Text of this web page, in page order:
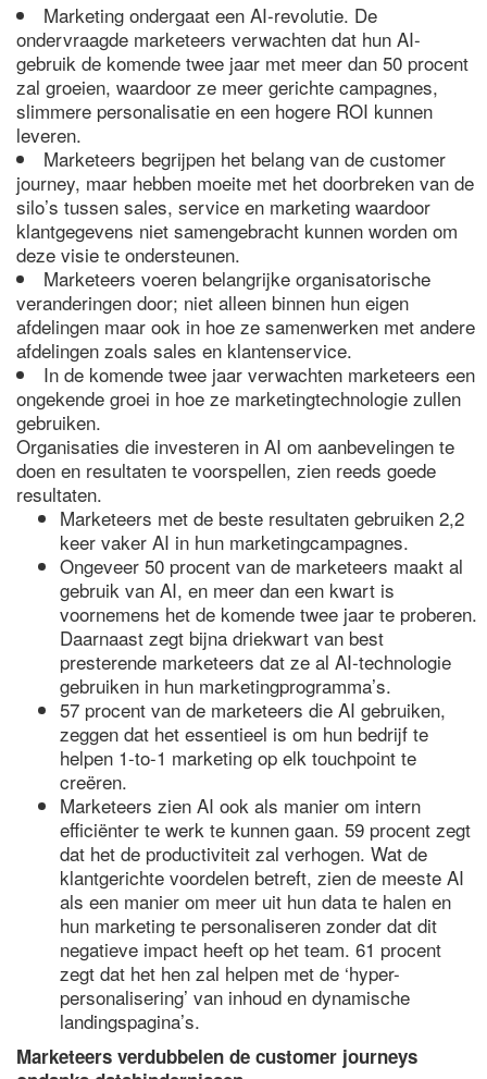
Marketing ondergaat een AI-revolutie. De
ondervraagde marketeers verwachten dat hun AI-
gebruik de komende twee jaar met meer dan 50 procent
zal groeien, waardoor ze meer gerichte campagnes,
slimmere personalisatie en een hogere ROI kunnen
leveren.
Marketeers begrijpen het belang van de customer
journey, maar hebben moeite met het doorbreken van de
silo’s tussen sales, service en marketing waardoor
klantgegevens niet samengebracht kunnen worden om
deze visie te ondersteunen.
Marketeers voeren belangrijke organisatorische
veranderingen door; niet alleen binnen hun eigen
afdelingen maar ook in hoe ze samenwerken met andere
afdelingen zoals sales en klantenservice.
In de komende twee jaar verwachten marketeers een
ongekende groei in hoe ze marketingtechnologie zullen
gebruiken.
Organisaties die investeren in AI om aanbevelingen te
doen en resultaten te voorspellen, zien reeds goede
resultaten.
Marketeers met de beste resultaten gebruiken 2,2
keer vaker AI in hun marketingcampagnes.
Ongeveer 50 procent van de marketeers maakt al
gebruik van AI, en meer dan een kwart is
voornemens het de komende twee jaar te proberen.
Daarnaast zegt bijna driekwart van best
presterende marketeers dat ze al AI-technologie
gebruiken in hun marketingprogramma’s.
57 procent van de marketeers die AI gebruiken,
zeggen dat het essentieel is om hun bedrijf te
helpen 1-to-1 marketing op elk touchpoint te
creëren.
Marketeers zien AI ook als manier om intern
efficiënter te werk te kunnen gaan. 59 procent zegt
dat het de productiviteit zal verhogen. Wat de
klantgerichte voordelen betreft, zien de meeste AI
als een manier om meer uit hun data te halen en
hun marketing te personaliseren zonder dat dit
negatieve impact heeft op het team. 61 procent
zegt dat het hen zal helpen met de ‘hyper-
personalisering’ van inhoud en dynamische
landingspagina’s.
Marketeers verdubbelen de customer journeys